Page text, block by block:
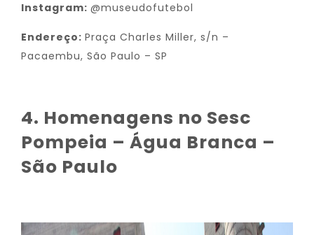
Instagram: @museudofutebol
Endereço: Praça Charles Miller, s/n –
Pacaembu, São Paulo – SP
4. Homenagens no Sesc
Pompeia – Água Branca –
São Paulo